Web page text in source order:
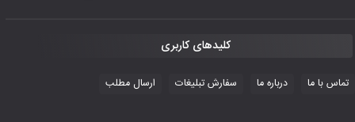
کلیدهای کاربری
تماس با ما درباره ما سفارش تبلیغات ارسال مطلب